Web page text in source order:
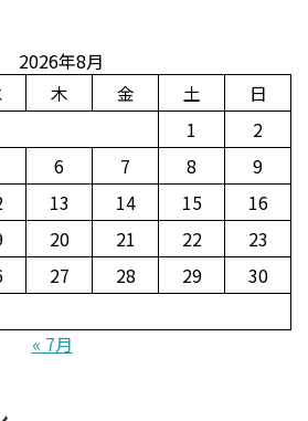
2026年8月
木 金 土
日
1
2
6 7 8
9
13 14 15
16
20 21 22
23
27 28 29
30
« 7月